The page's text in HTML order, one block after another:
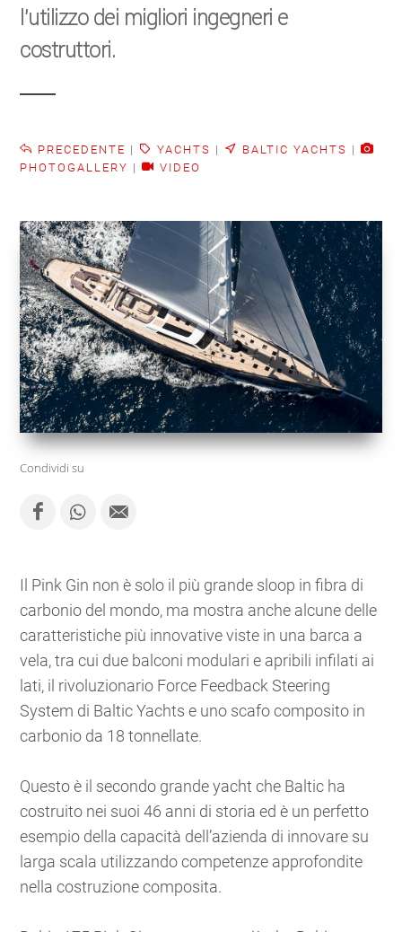
l’utilizzo dei migliori ingegneri e
costruttori.
PRECEDENTE | YACHTS | BALTIC YACHTS |
PHOTOGALLERY | VIDEO
Condividi su
Il Pink Gin non è solo il più grande sloop in fibra di
carbonio del mondo, ma mostra anche alcune delle
caratteristiche più innovative viste in una barca a
vela, tra cui due balconi modulari e apribili infilati ai
lati, il rivoluzionario Force Feedback Steering
System di Baltic Yachts e uno scafo composito in
carbonio da 18 tonnellate.
Questo è il secondo grande yacht che Baltic ha
costruito nei suoi 46 anni di storia ed è un perfetto
esempio della capacità dell’azienda di innovare su
larga scala utilizzando competenze approfondite
nella costruzione composita.